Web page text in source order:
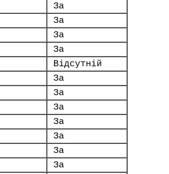
За
За
За
За
Відсутній
За
За
За
За
За
За
За